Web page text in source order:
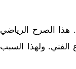
هذا الصرح
الفني. ولهذا